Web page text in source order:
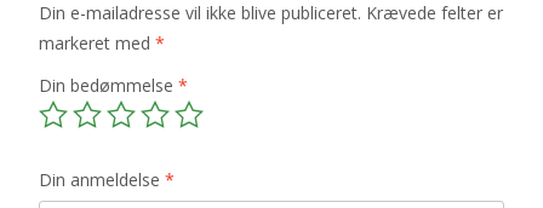
Din e-mailadresse vil ikke blive publiceret. Krævede felter er
markeret med *
Din bedømmelse *
Din anmeldelse *